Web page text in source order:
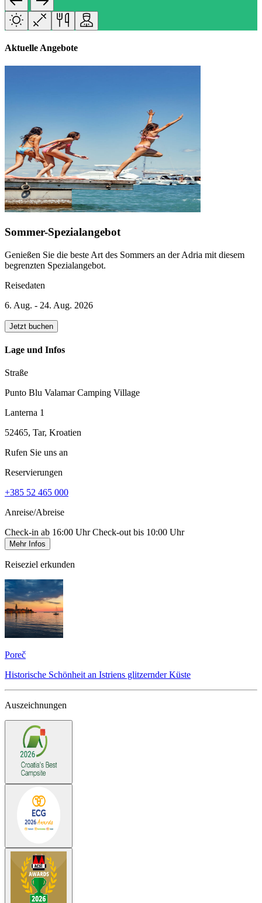
Aktuelle Angebote
Sommer-Spezialangebot
Genießen Sie die beste Art des Sommers an der Adria mit diesem
begrenzten Spezialangebot.
Reisedaten
6. Aug. - 24. Aug. 2026
Jetzt buchen
Lage und Infos
Straße
Punto Blu Valamar Camping Village
Lanterna 1
52465, Tar, Kroatien
Rufen Sie uns an
Reservierungen
+385 52 465 000
Anreise/Abreise
Check-in ab 16:00 Uhr Check-out bis 10:00 Uhr
Mehr Infos
Reiseziel erkunden
Poreč
Historische Schönheit an Istriens glitzernder Küste
Auszeichnungen